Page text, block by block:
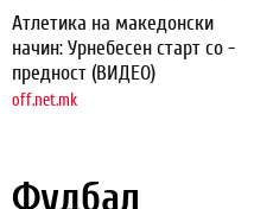
Атлетика на македонски
начин: Урнебесен старт со -
предност (ВИДЕО)
off.net.mk
Фудбал